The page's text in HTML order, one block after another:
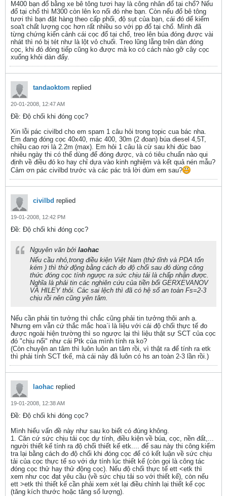
M400 bạn đổ bằng xe bê tông tươi hay là công nhân đổ tại chổ? Nếu
đổ tại chổ thì M300 còn lên ko nổi đó nhe bạn. Còn nếu đổ bê tông
tươi thì bạn đặt hàng theo cấp phối, độ sụt của bạn, cái đó dể kiểm
soa't chất lượng cọc hơn rất nhiều so với pp đổ tại chổ. Mình đã
từng chứng kiến cảnh cái cọc đổ tại chổ, treo lên búa đóng được vài
nhát thì nó bị tét như là lột vỏ chuối. Treo lũng lẵng trên dàn đóng
cọc, khi đó đóng tiếp cũng ko được mà ko có cách nào gỡ cây cọc
xuống khỏi dàn đấy.
tandaoktom replied
20-01-2008, 12:47 AM
Ðề: Độ chối khi đóng cọc?
Xin lỗi pác civilbd cho em spam 1 câu hỏi trong topic cua bác nha.
Em đang đóng cọc 40x40, mác 400, 30m (2 đoan) búa diesel 4,5T,
chiều cao rơi là 2.2m (max). Em hỏi 1 câu là cừ sau khi đúc bao
nhiêu ngày thi có thể dùng để đóng được, và có tiêu chuẩn nào qui
định về điều đó ko hay chỉ dựa vào kinh nghiệm và kết quả nén mẫu?
Cảm ơn pác civilbd trước và các pác trả lời dùm em sau?
civilbd replied
19-01-2008, 12:42 PM
Ðề: Độ chối khi đóng cọc?
Nguyên văn bởi laohac
Nếu cầu nhỏ,trong điều kiện Việt Nam (thử tĩnh và PDA tốn
kém ) thì thử động bằng cách đo độ chối sau đó dùng công
thức đóng cọc tính ngược ra sức chịu tải là chấp nhận được.
Nghĩa là phải tin các nghiên cứu của tiền bối GERXEVANOV
VÀ HILEY thôi. Các sai lệch thì đã có hệ số an toàn Fs=2-3
chịu rồi nên cũng yên tâm.
Nếu cần phải tin tưởng thì chắc cũng phải tin tưởng thôi anh ạ.
Nhưng em vẫn cứ thắc mắc hoa`i là liệu với cái độ chối thực tế đo
được ngoài hiện trường thì so ngược lại thì liệu thật sự SCT của cọc
đó "chịu nổi" như cái Ptk của mình tính ra ko?
(Còn chuyện an tâm thì luôn luôn an tâm rồi, vì thật ra để tính ra etk
thì phải tính SCT tkế, mà cái này đã luôn có hs an toàn 2-3 lần rồi.)
laohac replied
19-01-2008, 12:38 AM
Ðề: Độ chối khi đóng cọc?
Mình hiểu vấn đề này như sau ko biết có đúng không.
1. Căn cứ sức chịu tải cọc dự tính, điều kiện về búa, cọc, nền đất,...
người thiết kế tính ra độ chối thiết kế etk.... để sau này thi công kiểm
tra lại bằng cách đo độ chối khi đóng cọc để có kết luận về sức chịu
tải của cọc thực tế so với dự tính lúc thiết kế (còn gọi là công tác
đóng cọc thử hay thử động cọc). Nếu độ chối thực tế ett <etk thì
xem như cọc đạt yêu cầu (về sức chịu tải so với thiết kế), còn nếu
ett >etk thì thiết kế cần phải xem xét lại điều chỉnh lại thiết kế cọc
(tăng kích thước hoặc tăng số lượng).